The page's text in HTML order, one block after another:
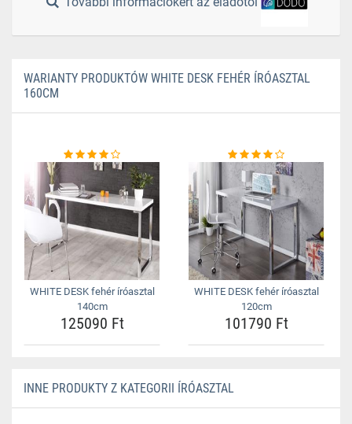
WARIANTY PRODUKTÓW WHITE DESK FEHÉR ÍRÓASZTAL
160CM
WHITE DESK fehér íróasztal
140cm
125090 Ft
WHITE DESK fehér íróasztal
120cm
101790 Ft
INNE PRODUKTY Z KATEGORII ÍRÓASZTAL